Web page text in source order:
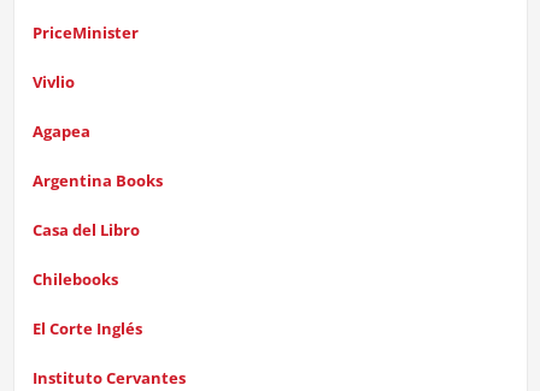
PriceMinister
Vivlio
Agapea
Argentina Books
Casa del Libro
Chilebooks
El Corte Inglés
Instituto Cervantes